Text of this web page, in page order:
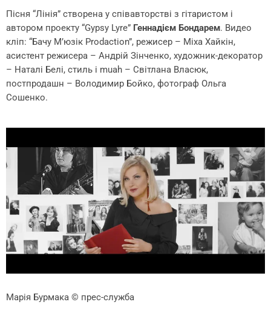
Пісня “Лінія” створена у співавторстві з гітаристом і
автором проекту “Gypsy Lyre” Геннадієм Бондарем. Видео
кліп: “Бачу М’юзік Prodaction”, режисер – Міха Хайкін,
асистент режисера – Андрій Зінченко, художник-декоратор
– Наталі Белі, стиль і muah – Світлана Власюк,
постпродашн – Володимир Бойко, фотограф Ольга
Сошенко.
Марія Бурмака © прес-служба